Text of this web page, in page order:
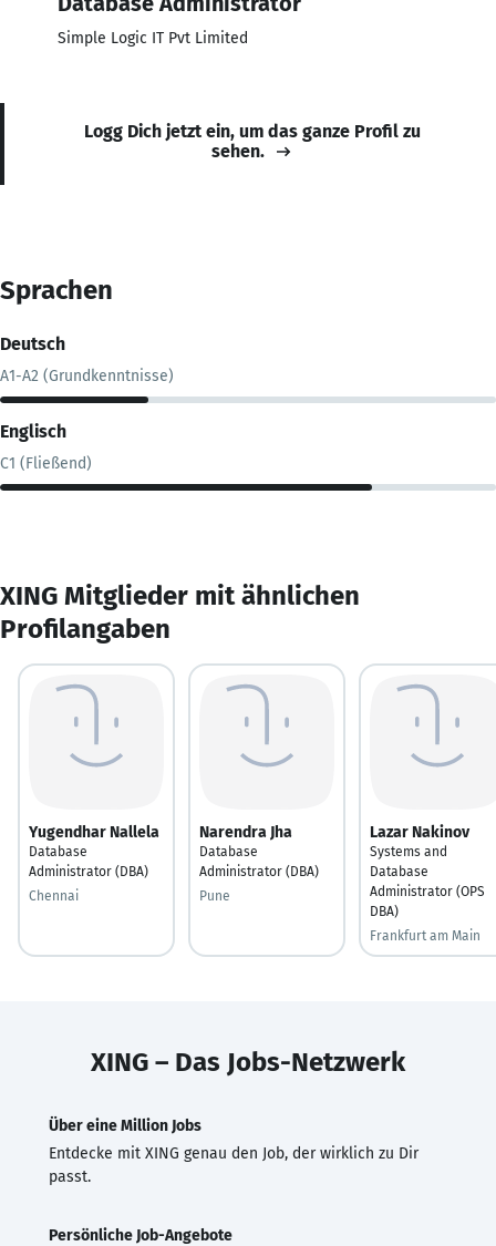
Simple Logic IT Pvt Limited
Logg Dich jetzt ein, um das ganze Profil zu
sehen.
Sprachen
Deutsch
A1-A2 (Grundkenntnisse)
Englisch
C1 (Fließend)
XING Mitglieder mit ähnlichen
Profilangaben
Yugendhar Nallela
Database
Administrator (DBA)
Chennai
Narendra Jha
Database
Administrator (DBA)
Pune
Lazar Nakinov
Systems and
Database
Administrator (OPS
DBA)
Frankfurt am Main
XING – Das Jobs-Netzwerk
Über eine Million Jobs
Entdecke mit XING genau den Job, der wirklich zu Dir
passt.
Persönliche Job-Angebote